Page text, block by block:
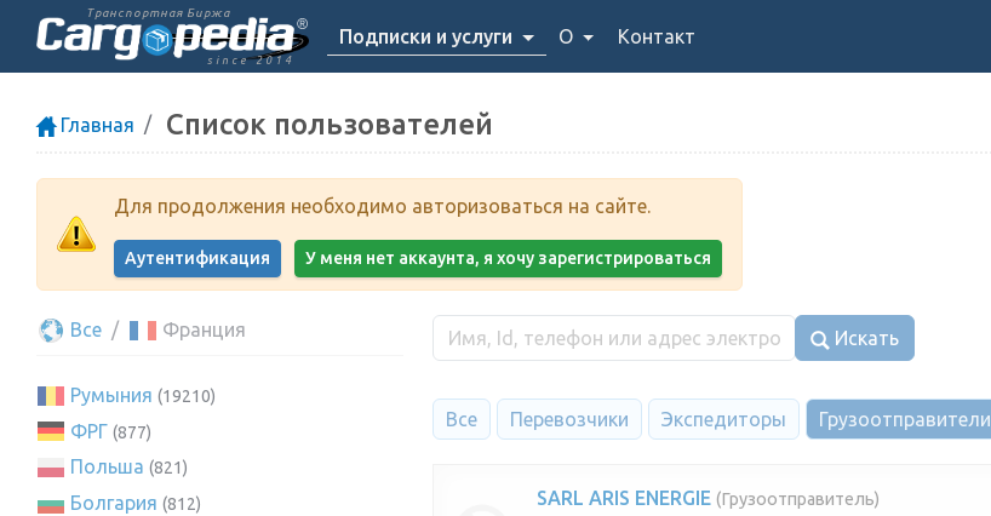
Транспортная Биржа
since 2014
Подписки и услуги О Контакт
Главная Список пользователей
Для продолжения необходимо авторизоваться на сайте.
Аутентификация У меня нет аккаунта, я хочу зарегистрироваться
Все Франция
Румыния (19210)
ФРГ (877)
Польша (821)
Болгария (812)
Искать
Все Перевозчики Экспедиторы Грузоотправители
SARL ARIS ENERGIE (Грузоотправитель)